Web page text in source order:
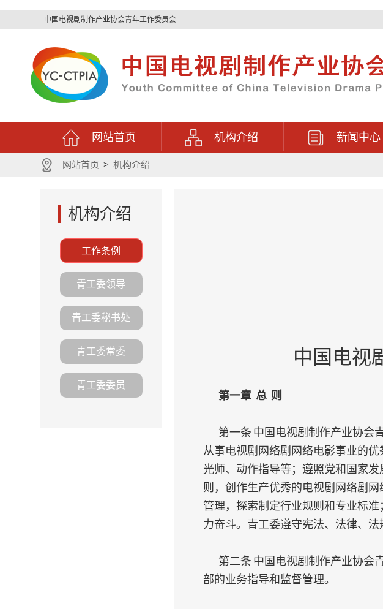
中国电视剧制作产业协会青年工作委员会
网站首页 机构介绍 新闻中心
网站首页 > 机构介绍
机构介绍
工作条例
青工委领导
青工委秘书处
青工委常委
青工委委员
中国电视
第一章 总 则
第一条 中国电视剧制作产业协会
从事电视剧网络剧网络电影事业的
光师、动作指导等；遵照党和国家
则，创作生产优秀的电视剧网络剧
管理，探索制定行业规则和专业标
力奋斗。青工委遵守宪法、法律、法
第二条 中国电视剧制作产业协会
部的业务指导和监督管理。